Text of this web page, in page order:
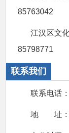
85763042
江汉区文
85798771
联系我们
联系电话
地 址：